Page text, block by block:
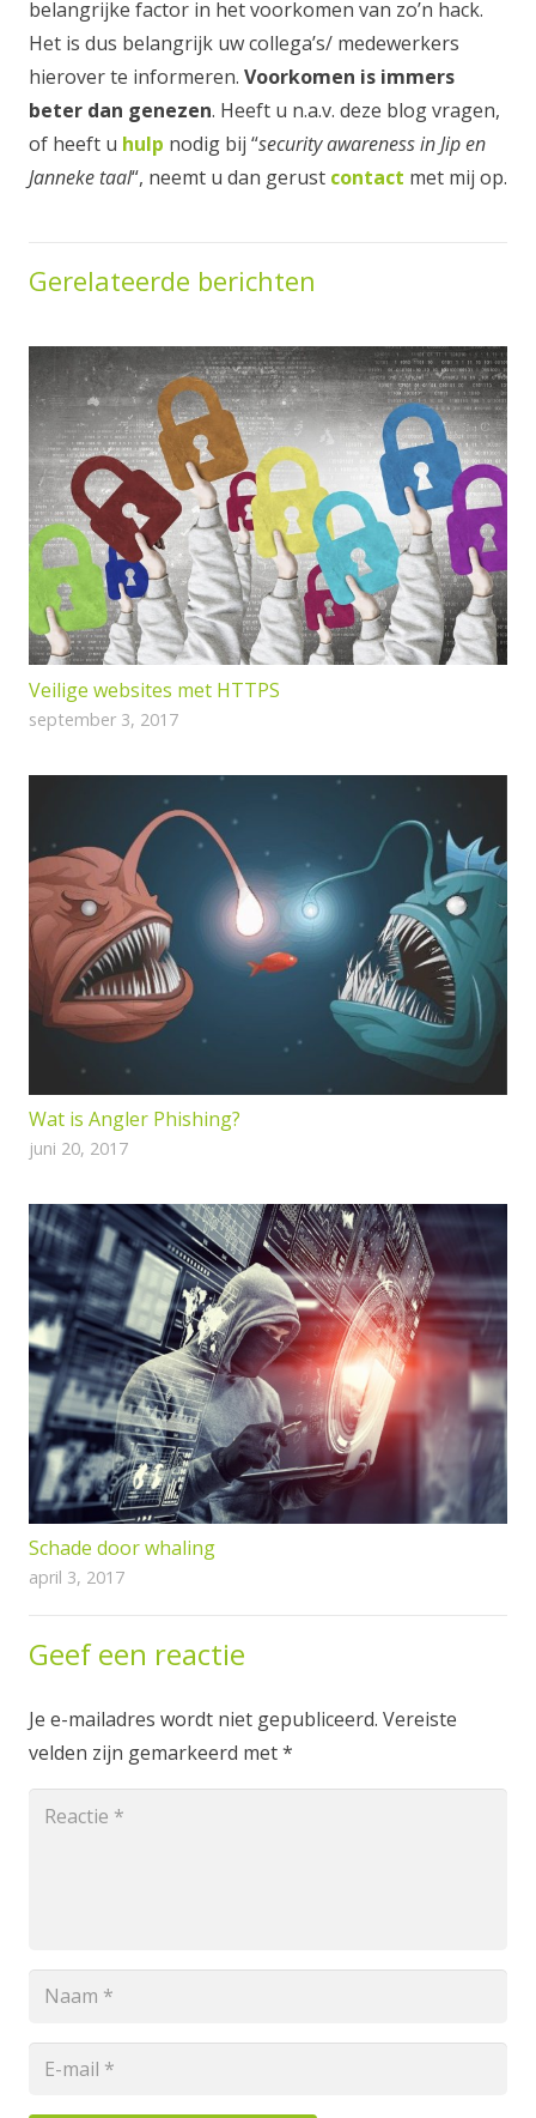
belangrijke factor in het voorkomen van zo’n hack.
Het is dus belangrijk uw collega’s/ medewerkers
hierover te informeren. Voorkomen is immers
beter dan genezen. Heeft u n.a.v. deze blog vragen,
of heeft u hulp nodig bij “security awareness in Jip en
Janneke taal“, neemt u dan gerust contact met mij op.
Gerelateerde berichten
Veilige websites met HTTPS
september 3, 2017
Wat is Angler Phishing?
juni 20, 2017
Schade door whaling
april 3, 2017
Geef een reactie
Je e-mailadres wordt niet gepubliceerd. Vereiste
velden zijn gemarkeerd met*